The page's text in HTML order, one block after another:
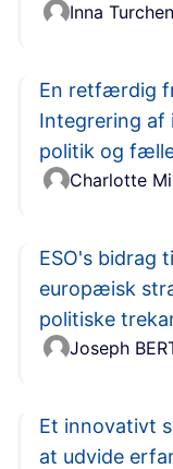
Inna
En retfærdig
Integrering af
politik og
Charlotte
ESO's bidrag
europæisk
politiske
Joseph
Et innovativt
at udvide